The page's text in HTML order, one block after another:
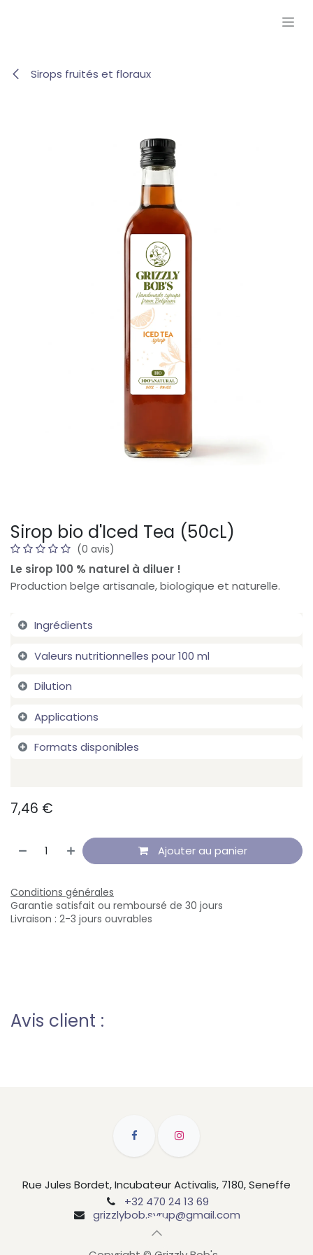
Sirops fruités et floraux
Sirop bio d'Iced Tea (50cL)
(0 avis)
Le sirop 100 % naturel à diluer !
Production belge artisanale, biologique et naturelle.
Ingrédients
Valeurs nutritionnelles pour 100 ml
Dilution
Applications
Formats disponibles
7,46 €
Ajouter au panier
Conditions générales
Garantie satisfait ou remboursé de 30 jours
Livraison : 2-3 jours ouvrables
Avis client :
Rue Jules Bordet, Incubateur Activalis, 7180, Seneffe
+32 470 24 13 69
grizzlybob.syrup@gmail.com